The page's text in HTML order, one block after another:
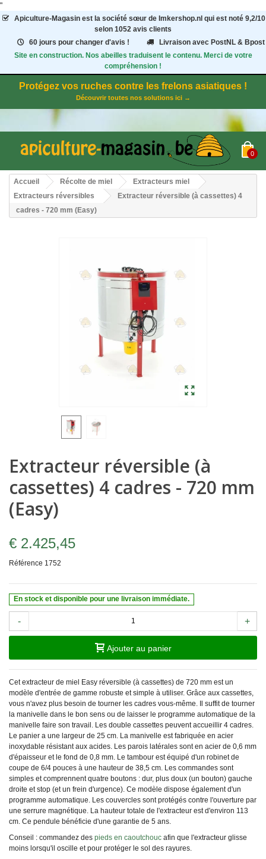
"
Apiculture-Magasinest la société sœur de Imkershop.nl qui est noté 9,2/10
selon 1052 avis clients
60 jours pour changer d'avis !
Livraison avec PostNL & Bpost
Site en construction. Nos abeilles traduisent le contenu. Merci de votre
compréhension !
Protégez vos ruches contre les frelons asiatiques !
Découvrir toutes nos solutions ici →
0
Accueil Récolte de miel
Extracteurs miel
Extracteurs réversibles
Extracteur réversible (à cassettes) 4
cadres - 720 mm (Easy)
Extracteur réversible (à
cassettes) 4 cadres - 720 mm
(Easy)
€ 2.425,45
Référence 1752
En stock et disponible pour une livraison immédiate.
- +
Ajouter au panier
Cet extracteur de miel Easy réversible (à cassettes) de 720 mm est un
modèle d'entrée de gamme robuste et simple à utiliser. Grâce aux cassettes,
vous n'avez plus besoin de tourner les cadres vous-même. Il suffit de tourner
la manivelle dans le bon sens ou de laisser le programme automatique de la
manivelle faire son travail. Les double cassettes peuvent accueillir 4 cadres.
Le panier a une largeur de 25 cm. La manivelle est fabriquée en acier
inoxydable résistant aux acides. Les parois latérales sont en acier de 0,6 mm
d'épaisseur et le fond de 0,8 mm. Le tambour est équipé d'un robinet de
coupe de 6/4 pouces à une hauteur de 38,5 cm. Les commandes sont
simples et comprennent quatre boutons : dur, plus doux (un bouton) gauche
droite et stop (et un frein d'urgence). Ce modèle dispose également d'un
programme automatique. Les couvercles sont protégés contre l'ouverture par
une serrure magnétique. La hauteur totale de l'extracteur est d'environ 113
cm. Ce pendule bénéficie d'une garantie de 5 ans.
Conseil : commandez des pieds en caoutchouc afin que l'extracteur glisse
moins lorsqu'il oscille et pour protéger le sol des rayures.